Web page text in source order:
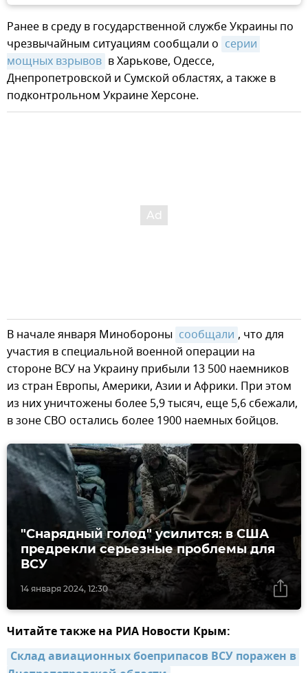
Ранее в среду в государственной службе Украины по
чрезвычайным ситуациям сообщали о серии
мощных взрывов в Харькове, Одессе,
Днепропетровской и Сумской областях, а также в
подконтрольном Украине Херсоне.
В начале января Минобороны сообщали , что для
участия в специальной военной операции на
стороне ВСУ на Украину прибыли 13 500 наемников
из стран Европы, Америки, Азии и Африки. При этом
из них уничтожены более 5,9 тысяч, еще 5,6 сбежали,
в зоне СВО остались более 1900 наемных бойцов.
14 января 2024, 12:30
"Снарядный голод" усилится: в США
предрекли серьезные проблемы для
ВСУ
Читайте также на РИА Новости Крым:
Склад авиационных боеприпасов ВСУ поражен в